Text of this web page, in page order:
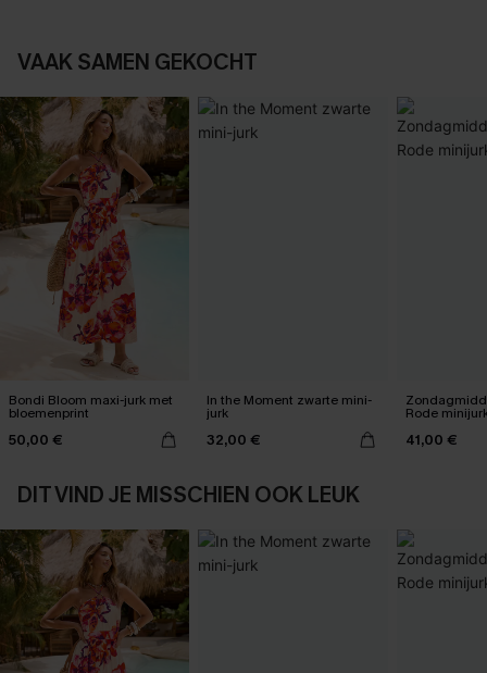
VAAK SAMEN GEKOCHT
Bondi Bloom maxi-jurk met
bloemenprint
50,00 €
In the Moment zwarte mini-
jurk
32,00 €
Rode
41,00 €
DIT VIND JE MISSCHIEN OOK LEUK